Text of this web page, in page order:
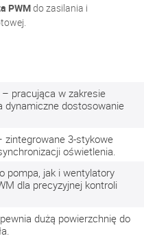
PWMdo zasilania i
pracująca w zakresie
dynamiczne dostosowanie
zintegrowane 3-stykowe
oświetlenia.
pompa, jak i wentylatory
dla precyzyjnej kontroli
dużą powierzchnię do